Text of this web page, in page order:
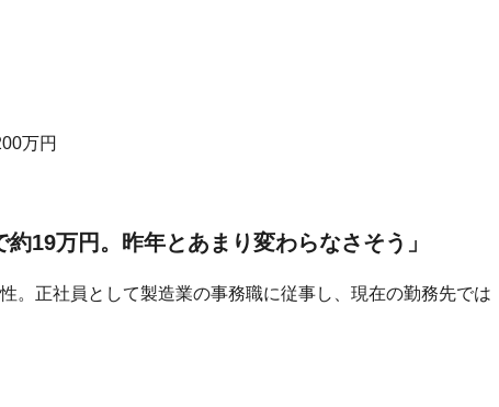
万円
約19万円。昨年とあまり変わらなさそう」
。正社員として製造業の事務職に従事し、現在の勤務先では